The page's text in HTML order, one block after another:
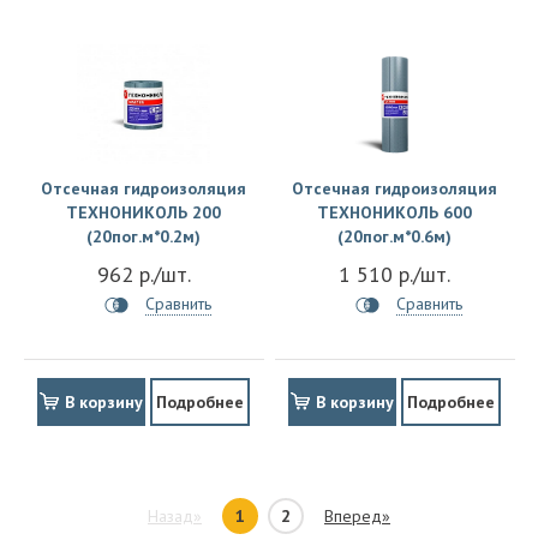
Отсечная гидроизоляция
ТЕХНОНИКОЛЬ 200
(20пог.м*0.2м)
962 р./шт.
Сравнить
В корзину Подробнее
Отсечная гидроизоляция
ТЕХНОНИКОЛЬ 600
(20пог.м*0.6м)
1 510 р./шт.
Сравнить
В корзину Подробнее
Назад» 1 2 Вперед»